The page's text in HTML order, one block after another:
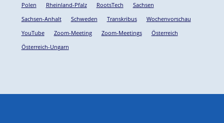
Polen
Rheinland-Pfalz RootsTech
Sachsen
Sachsen-Anhalt
Schweden Transkribus
Wochenvorschau
YouTube
Zoom-Meeting Zoom-Meetings
Österreich
Österreich-Ungarn